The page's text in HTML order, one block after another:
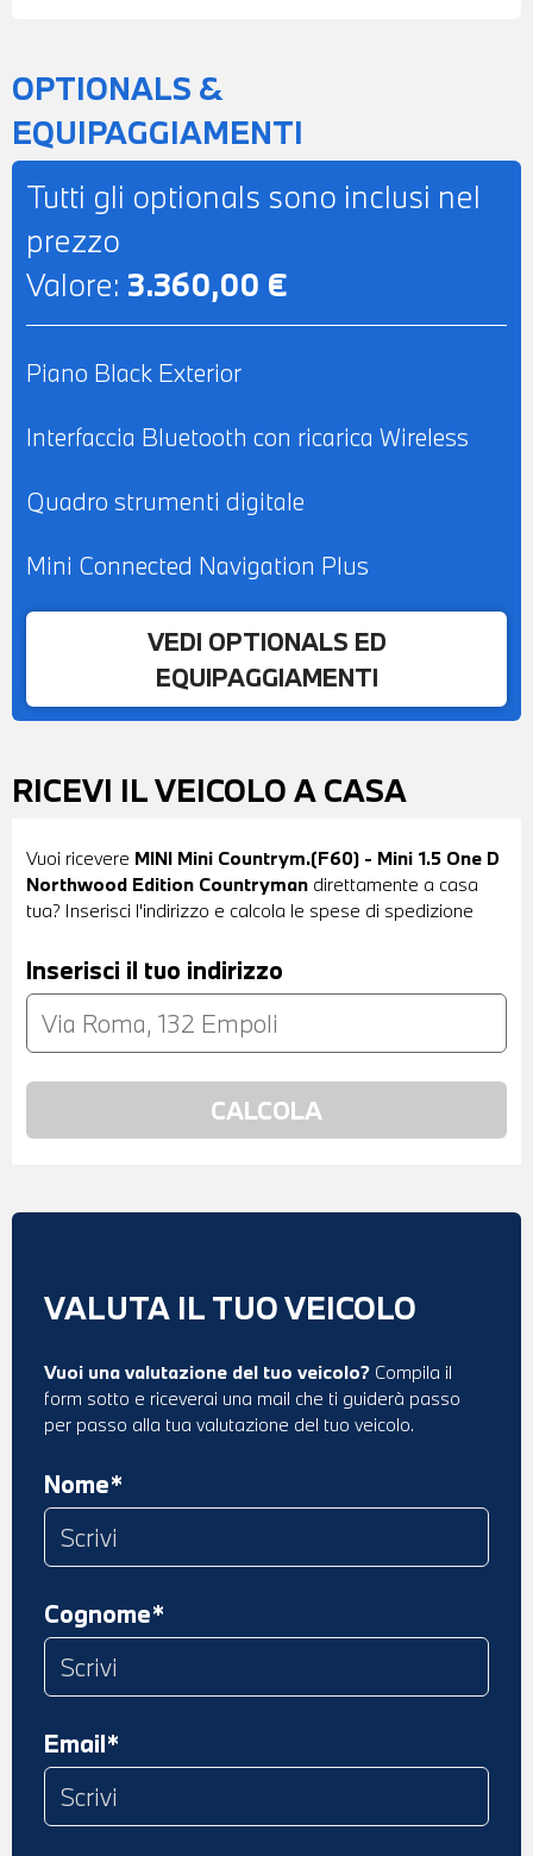
PERMUTA - POSSIBILITA' DI
FINANZIAMENTO ANCHE PER L'INTERO
IMPORTO
OPTIONALS &
EQUIPAGGIAMENTI
Tutti gli optionals sono inclusi nel
prezzo
Valore: 3.360,00 €
Piano Black Exterior
Interfaccia Bluetooth con ricarica Wireless
Quadro strumenti digitale
Mini Connected Navigation Plus
VEDI OPTIONALS ED
EQUIPAGGIAMENTI
RICEVI IL VEICOLO A CASA
Vuoi ricevere MINI Mini Countrym.(F60) - Mini 1.5 One D
Northwood Edition Countryman direttamente a casa
tua? Inserisci l'indirizzo e calcola le spese di spedizione
Inserisci il tuo indirizzo
VALUTA IL TUO VEICOLO
Vuoi una valutazione del tuo veicolo? Compila il
form sotto e riceverai una mail che ti guiderà passo
per passo alla tua valutazione del tuo veicolo.
Nome*
Cognome*
Email*